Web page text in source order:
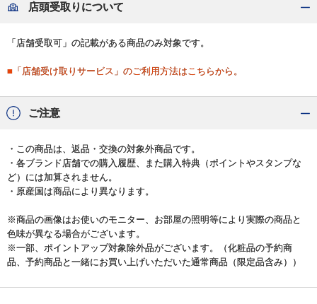
店頭受取りについて
「店舗受取可」の記載がある商品のみ対象です。
■「店舗受け取りサービス」のご利用方法はこちらから。
ご注意
・この商品は、返品・交換の対象外商品です。
・各ブランド店舗での購入履歴、また購入特典（ポイントやスタンプな
ど）には加算されません。
・原産国は商品により異なります。
※商品の画像はお使いのモニター、お部屋の照明等により実際の商品と
色味が異なる場合がございます。
※一部、ポイントアップ対象除外品がございます。（化粧品の予約商
品、予約商品と一緒にお買い上げいただいた通常商品（限定品含み））